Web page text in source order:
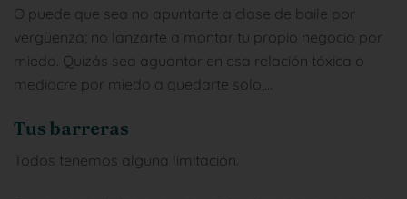
O puede que sea no apuntarte a clase de baile por
vergüenza; no lanzarte a montar tu propio negocio por
miedo. Quizás sea aguantar en esa relación tóxica o
mediocre por miedo a quedarte solo,…
Tus barreras
Todos tenemos alguna limitación.